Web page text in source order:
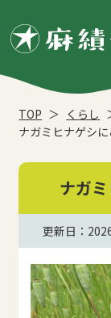
TOP くらし
ナガミヒナゲシ
ナガ
更新日：